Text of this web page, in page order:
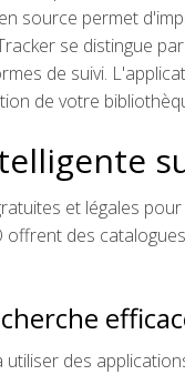
source permet
se distingue
de suivi.
de votre
et légales
des
des